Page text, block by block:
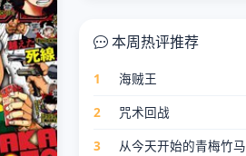
本周热评推荐
1 海贼王
2 咒术回战
3 从今天开始的青梅竹马